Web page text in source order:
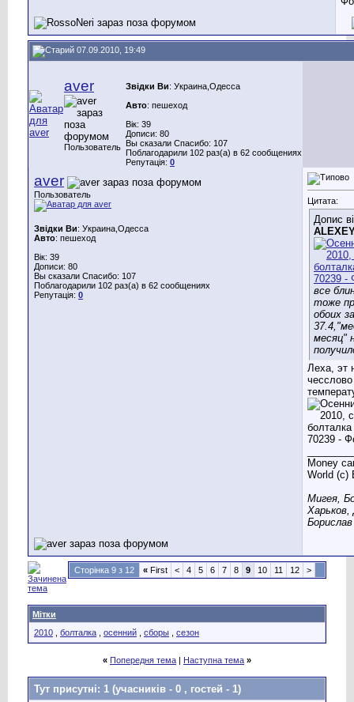
07.09.2010, 19:49
aver
Пользователь
Звідки Ви: Украина,Одесса
Авто: пешеход
Вік: 39
Дописи: 80
Вы сказали Спасибо: 107
Поблагодарили 102 раз(а) в 62 сообщениях
Репутація: 0
aver
Пользователь
Звідки Ви: Украина,Одесса
Авто: пешеход
Вік: 39
Дописи: 80
Вы сказали Спасибо: 107
Поблагодарили 102 раз(а) в 62 сообщениях
Репутація: 0
Цитата:
Допис
все
тоже
обоих за
месяц"
Леха, эт
Money
World (c)
Мигея,
Харьков,
Сторінка 9 з 12 « First < 4 5 6 7 8 9 10 11 12 >
Мітки
2010
болталка осенний сборы сезон
« Попередня тема | Наступна тема »
Тут присутні: 1 (учасників - 0 , гостей - 1)